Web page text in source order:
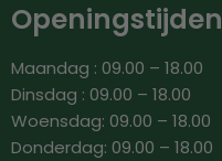
Openingstijden
Maandag : 09.00 – 18.00
Dinsdag : 09.00 – 18.00
Woensdag: 09.00 – 18.00
Donderdag: 09.00 – 18.00